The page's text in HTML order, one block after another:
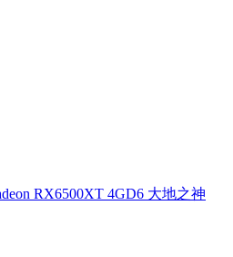
RX6500XT 4GD6 大地之神